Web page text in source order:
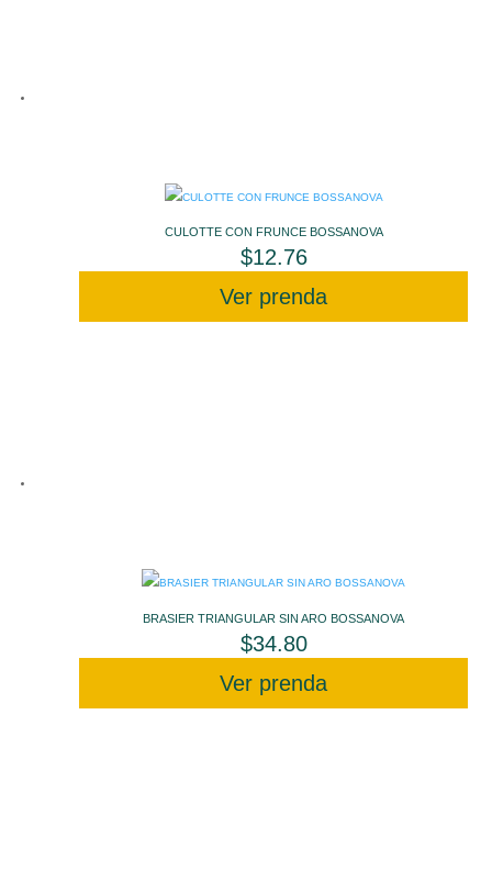
CULOTTE CON FRUNCE BOSSANOVA
$12.76
Ver prenda
BRASIER TRIANGULAR SIN ARO BOSSANOVA
$34.80
Ver prenda